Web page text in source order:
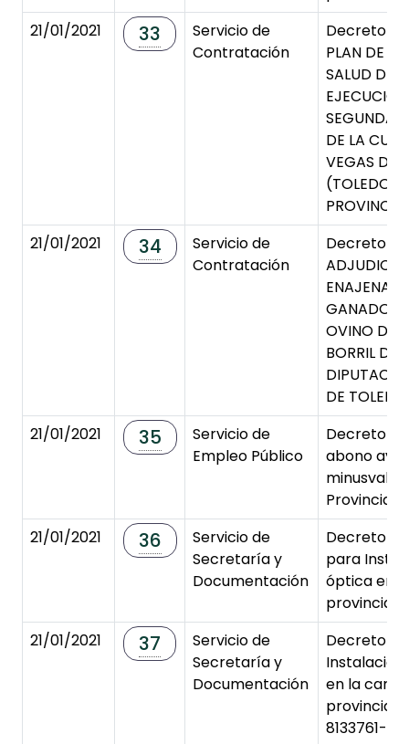
21/01/2021
33
Servicio de
Contratación
Decreto de
PLAN DE
SALUD DE
SEGUNDA
DE LA
VEGAS DE
(TOLEDO).
21/01/2021
34
Servicio de
Contratación
Decreto de
GANADO
OVINO DE
BORRIL DE
DE TOLEDO.
21/01/2021
35
Servicio de
Empleo Público
Decreto
abono
Provincial.
21/01/2021
36
Servicio de
Secretaría y
Documentación
Decreto
para
óptica en
provincial
21/01/2021
37
Servicio de
Secretaría y
Documentación
Decreto
en la
provincial
8133761-